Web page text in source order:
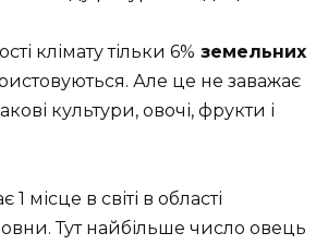
клімату тільки 6% земельних
Але це не заважає
культури, овочі, фрукти і
1 місце в світі в області
Тут найбільше число овець